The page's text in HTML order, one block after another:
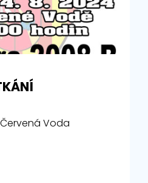
Červená Voda